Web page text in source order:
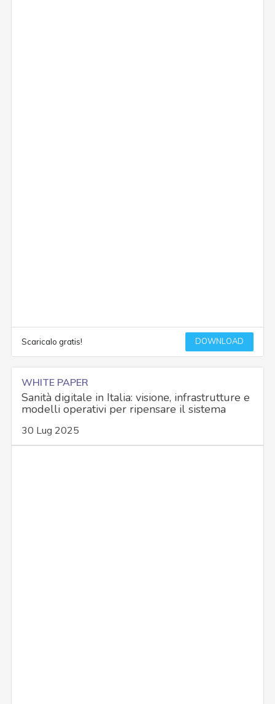
Scaricalo gratis! DOWNLOAD
WHITE PAPER
Sanità digitale in Italia: visione, infrastrutture e
modelli operativi per ripensare il sistema
30 Lug 2025